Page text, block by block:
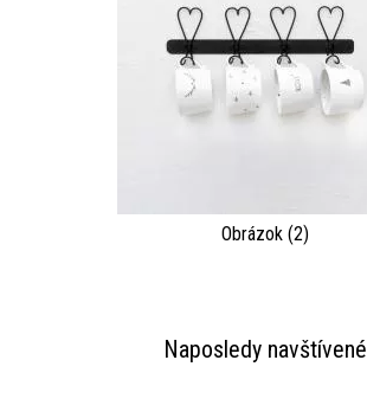
Obrázok (2)
Naposledy navštívené